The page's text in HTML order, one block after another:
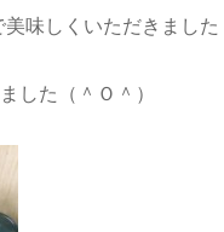
味しくいただきました
した（＾Ｏ＾）